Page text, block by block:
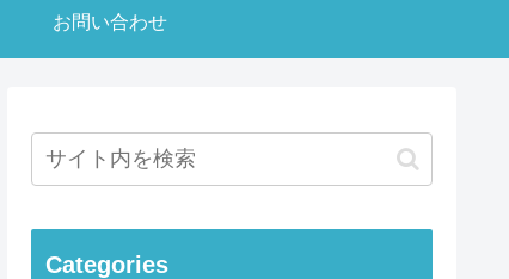
お問い合わせ
Categories